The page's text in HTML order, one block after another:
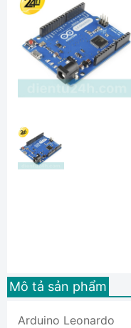
Mô tả sản phẩm
Arduino Leonardo